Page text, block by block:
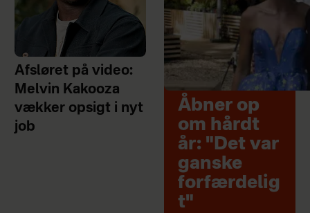
Afsløret på video:
Melvin Kakooza
vækker opsigt i nyt
job
Åbner op
om hårdt
år: "Det var
ganske
forfærdelig
t"